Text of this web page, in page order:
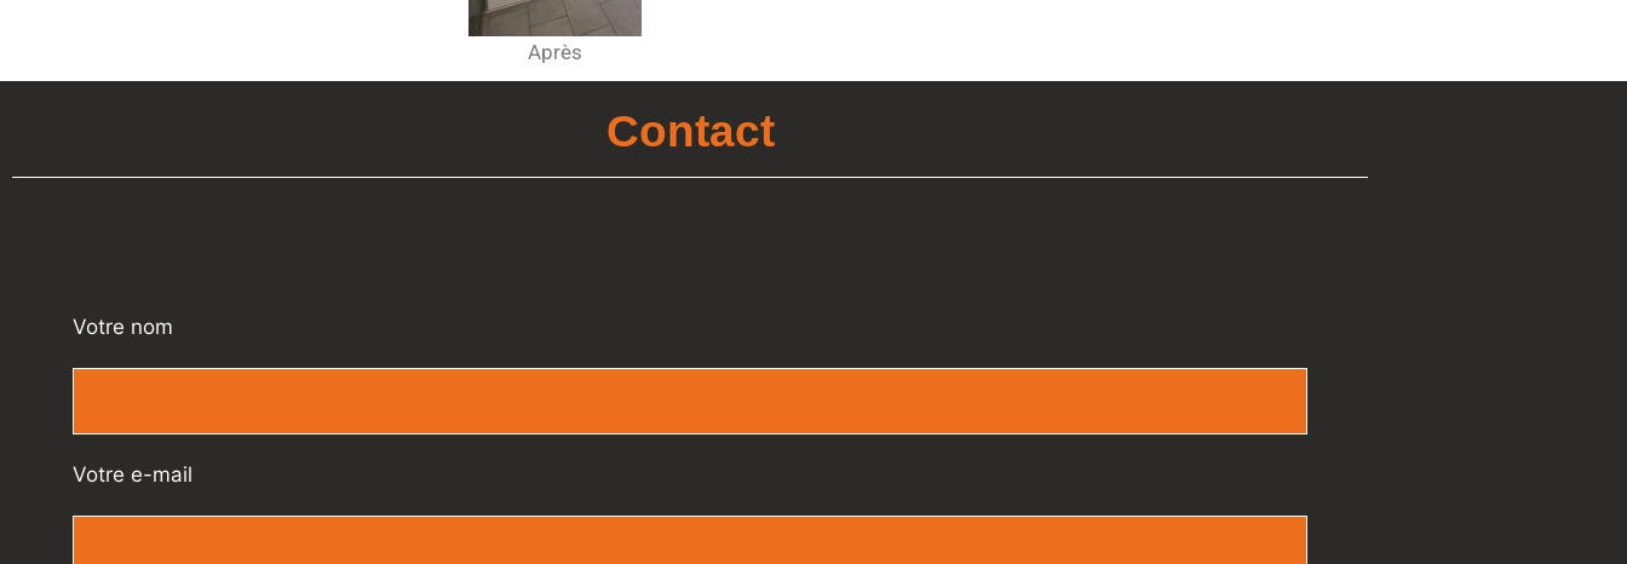
Après
Contact
Votre nom
Votre e-mail